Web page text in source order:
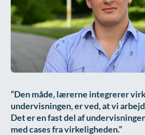
Den måde, lærerne integrerer
undervisningen, er ved, at vi
Det er en fast del af
med cases fra virkeligheden.